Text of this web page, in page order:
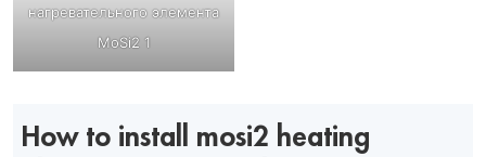
нагревательного элемента
MoSi2 1
How to install mosi2 heating